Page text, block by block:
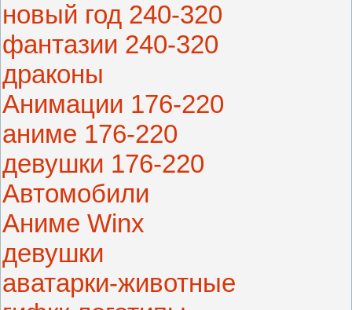
новый год 240-320
фантазии 240-320
драконы
Анимации 176-220
аниме 176-220
девушки 176-220
Автомобили
Аниме Winx
девушки
аватарки-животные